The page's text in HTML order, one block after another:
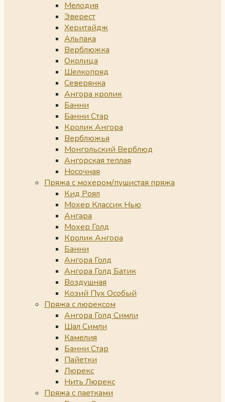
Мелодия
Эверест
Херитайдж
Альпака
Верблюжка
Околица
Шелкопряд
Северянка
Ангора кролик
Банни
Банни Стар
Кролик Ангора
Верблюжья
Монгольский Верблюд
Ангорская теплая
Носочная
Пряжа с мохером/пушистая пряжа
Кид Роял
Мохер Классик Нью
Ангара
Мохер Голд
Кролик Ангора
Банни
Ангора Голд
Ангора Голд Батик
Воздушная
Козий Пух Особый
Пряжа с люрексом
Ангора Голд Симли
Шал Симли
Камелия
Банни Стар
Пайетки
Люрекс
Нить Люрекс
Пряжа с паетками